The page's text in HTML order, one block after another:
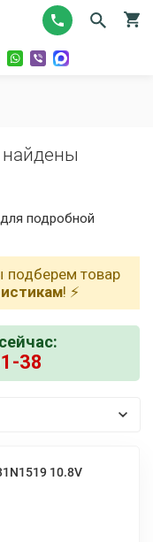
для подробной
товар
! ⚡
38
10.8V